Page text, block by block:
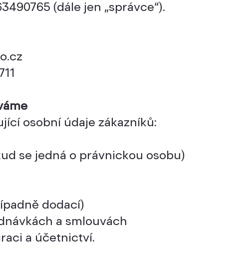
(dále jen „správce“).
osobní údaje zákazníků:
se jedná o právnickou osobu)
dodací)
a smlouvách
a účetnictví.